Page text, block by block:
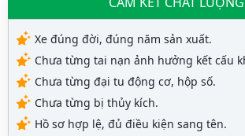
Xe đúng đời, đúng năm sản xuất.
Chưa từng tai nạn ảnh hưởng kết cấu
Chưa từng đại tu động cơ, hộp số.
Chưa từng bị thủy kích.
Hồ sơ hợp lệ, đủ điều kiện sang tên.